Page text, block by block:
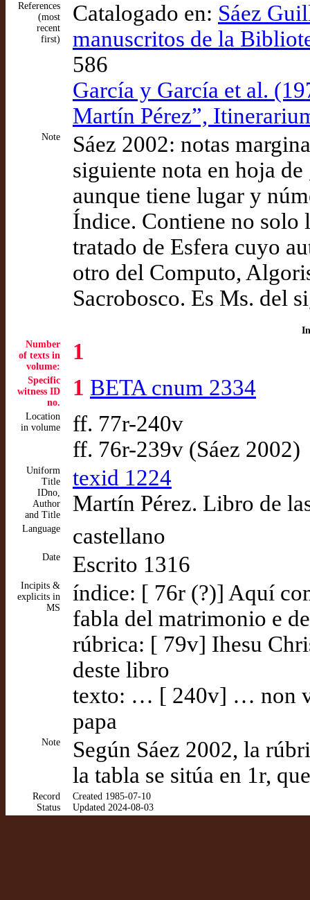
References
(most
recent
first)
Catalogado en: Sáez
manuscritos de la
586
García y García et al.
Martín Pérez”,
Note
Sáez 2002: notas
siguiente nota en hoja
aunque tiene lugar y
Índice. Contiene no solo
tratado de Esfera cuyo
otro del Computo,
Sacrobosco. Es Ms. del
Number
of texts in
volume:
1
Specific
witness ID
no.
1 BETA cnum 2334
Location
in volume
ff. 77r-240v
ff. 76r-239v (Sáez 2002)
Uniform
Title
IDno,
Author
and Title
texid 1224
Martín Pérez. Libro de
Language castellano
Date Escrito 1316
Incipits &
explicits in
MS
índice: [ 76r (?)] Aquí
fabla del matrimonio e
rúbrica: [ 79v] Ihesu
deste libro
texto: … [ 240v] … non
papa
Note
Según Sáez 2002, la
la tabla se sitúa en 1r,
Record
Status
Created 1985-07-10
Updated 2024-08-03